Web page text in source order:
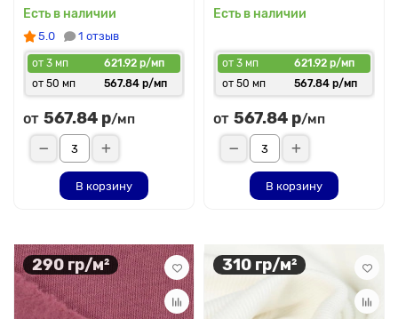
Есть в наличии
5.0 1 отзыв
от 3 мп
621.92 р/мп
от 50 мп
567.84 р/мп
от 567.84 р/мп
В корзину
Есть в наличии
от 3 мп
621.92 р/мп
от 50 мп
567.84 р/мп
от 567.84 р/мп
В корзину
290 гр/м² 310 гр/м²